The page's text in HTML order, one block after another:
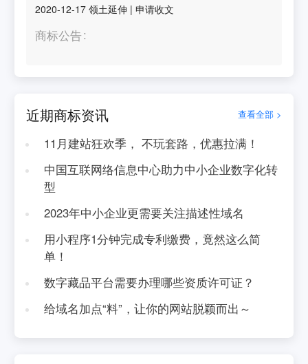
2020-12-17 领土延伸 |申请收文
商标公告
近期商标资讯 查看全部 >
11月建站狂欢季， 不玩套路，优惠拉满！
中国互联网络信息中心助力中小企业数字化转
型
2023年中小企业更需要关注描述性域名
用小程序1分钟完成专利缴费，竟然这么简
单！
数字藏品平台需要办理哪些资质许可证？
给域名加点“料”，让你的网站脱颖而出～